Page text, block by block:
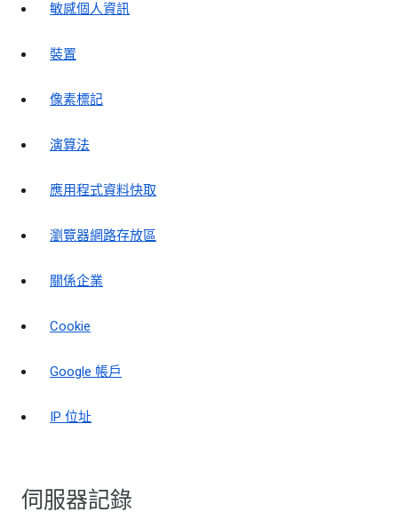
敏感個人資訊
裝置
像素標記
演算法
應用程式資料快取
瀏覽器網路存放區
關係企業
Cookie
Google 帳戶
IP 位址
伺服器記錄